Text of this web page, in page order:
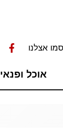
אצלנו
אוכל ופנאי